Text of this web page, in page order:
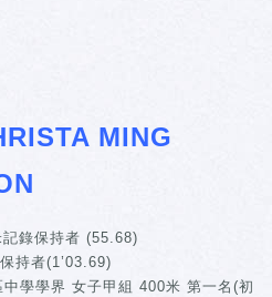
MING
錄保持者 (55.68)
持者(1’03.69)
學學界 女子甲組 400米 第一名(初